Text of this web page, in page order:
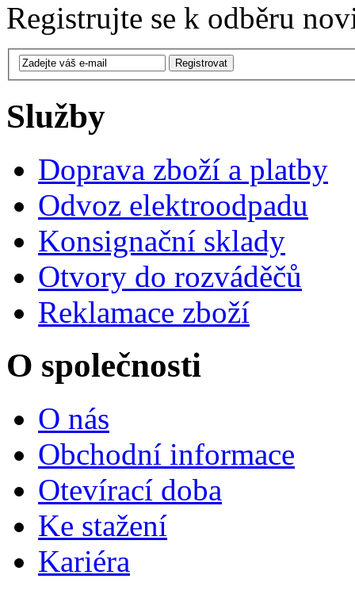
Registrujte se k odběru
Služby
Doprava zboží a platby
Odvoz elektroodpadu
Konsignační sklady
Otvory do rozváděčů
Reklamace zboží
O společnosti
O nás
Obchodní informace
Otevírací doba
Ke stažení
Kariéra